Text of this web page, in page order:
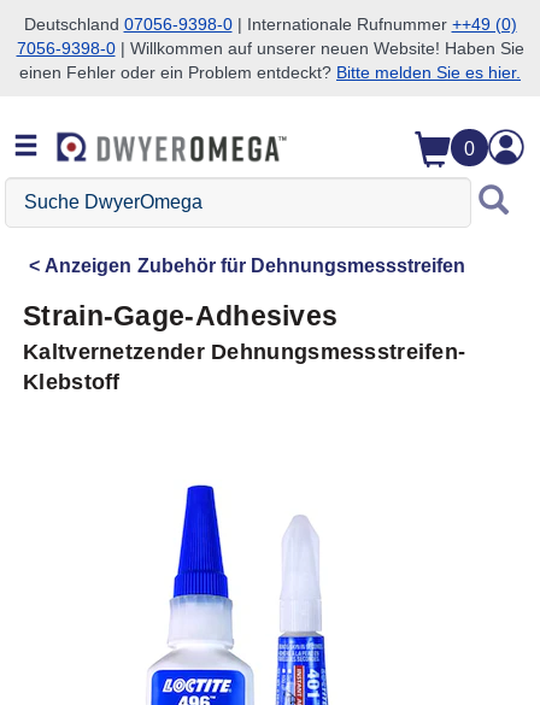
Zum Suchen überspringen
Zum Hauptinhalt überspringen
Zur Navigation überspringen
Deutschland 07056-9398-0| Internationale Rufnummer ++49 (0)
7056-9398-0| Willkommen auf unserer neuen Website! Haben Sie
einen Fehler oder ein Problem entdeckt? Bitte melden Sie es hier.
0
Suche
DwyerOmega
Anzeigen Zubehör für Dehnungsmessstreifen
Strain-Gage-Adhesives
Kaltvernetzender Dehnungsmessstreifen-
Klebstoff